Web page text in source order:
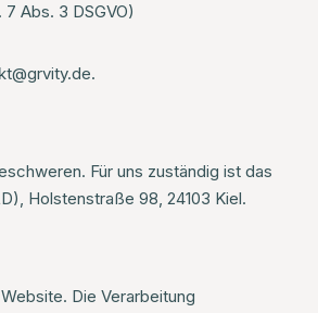
Abs. 3 DSGVO)
Für uns zuständig ist das
Holstenstraße 98, 24103 Kiel.
Die Verarbeitung